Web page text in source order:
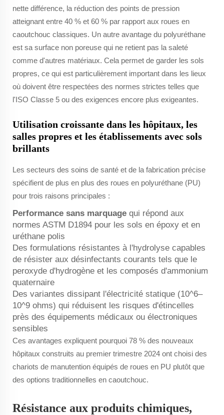
nette différence, la réduction des points de pression
atteignant entre 40 % et 60 % par rapport aux roues en
caoutchouc classiques. Un autre avantage du polyuréthane
est sa surface non poreuse qui ne retient pas la saleté
comme d'autres matériaux. Cela permet de garder les sols
propres, ce qui est particulièrement important dans les lieux
où doivent être respectées des normes strictes telles que
l'ISO Classe 5 ou des exigences encore plus exigeantes.
Utilisation croissante dans les hôpitaux, les
salles propres et les établissements avec sols
brillants
Les secteurs des soins de santé et de la fabrication précise
spécifient de plus en plus des roues en polyuréthane (PU)
pour trois raisons principales :
Performance sans marquage qui répond aux
normes ASTM D1894 pour les sols en époxy et en
uréthane polis
Des formulations résistantes à l'hydrolyse capables
de résister aux désinfectants courants tels que le
peroxyde d'hydrogène et les composés d'ammonium
quaternaire
Des variantes dissipant l'électricité statique (10^6–
10^9 ohms) qui réduisent les risques d'étincelles
près des équipements médicaux ou électroniques
sensibles
Ces avantages expliquent pourquoi 78 % des nouveaux
hôpitaux construits au premier trimestre 2024 ont choisi des
chariots de manutention équipés de roues en PU plutôt que
des options traditionnelles en caoutchouc.
Résistance aux produits chimiques,